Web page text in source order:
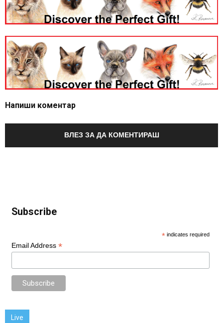
Напиши коментар
ВЛЕЗ ЗА ДА КОМЕНТИРАШ
Subscribe
* indicates required
Email Address *
Live